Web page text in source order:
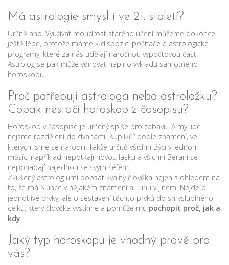
Má astrologie smysl i ve 21. století?
Určitě ano. Využívat moudrost starého učení můžeme dokonce
ještě lépe, protože máme k dispozici počítače a astrologické
programy, které za nás udělají náročnou výpočtovou část.
Astrolog se pak může věnovat naplno výkladu samotného
horoskopu.
Proč potřebuji astrologa nebo astroložku?
Copak nestačí horoskop z časopisu?
Horoskop v časopise je určený spíše pro zábavu. A my lidé
nejsme rozdělení do dvanácti „šuplíků“ podle znamení, ve
kterých jsme se narodili. Takže určitě všichni Býci v jednom
měsíci například nepotkají novou lásku a všichni Berani se
nepohádají najednou se svým šéfem.
Zkušený astrolog umí popsat kvality člověka nejen s ohledem na
to, že má Slunce v nějakém znamení a Lunu v jiném. Nejde o
jednotlivé prvky, ale o sestavení těchto prvků do smysluplného
celku, který člověka vystihne a pomůže mu pochopit proč, jak a
kdy.
Jaký typ horoskopu je vhodný právě pro
vás?